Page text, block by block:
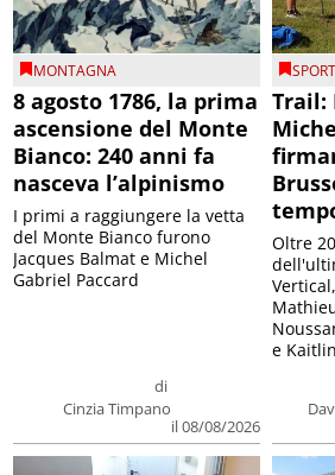
MONTAGNA
8 agosto 1786, la prima
ascensione del Monte
Bianco: 240 anni fa
nasceva l’alpinismo
di
Cinzia Timpano
il 08/08/2026
I primi a raggiungere la vetta
del Monte Bianco furono
Jacques Balmat e Michel
Gabriel Paccard
SPORT
Trail:
Oltre
e